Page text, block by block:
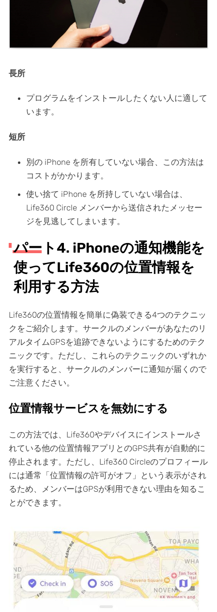
長所
プログラムをインストールしたくない人に適して
います。
短所
別の iPhone を所有していない場合、この方法は
コストがかかります。
使い捨て iPhone を所持していない場合は、
Life360 Circle メンバーから送信されたメッセー
ジを見逃してしまいます。
パート4. iPhoneの通知機能を
使ってLife360の位置情報を
利用する方法
Life360の位置情報を簡単に偽装できる4つのテクニッ
クをご紹介します。サークルのメンバーがあなたのリ
アルタイムGPSを追跡できないようにするためのテク
ニックです。ただし、これらのテクニックのいずれか
を実行すると、サークルのメンバーに通知が届くので
ご注意ください。
位置情報サービスを無効にする
この方法では、Life360やデバイスにインストールさ
れている他の位置情報アプリとのGPS共有が自動的に
停止されます。ただし、Life360 Circleのプロフィール
には通常「位置情報の許可がオフ」という表示がされ
るため、メンバーはGPSが利用できない理由を知るこ
とができます。